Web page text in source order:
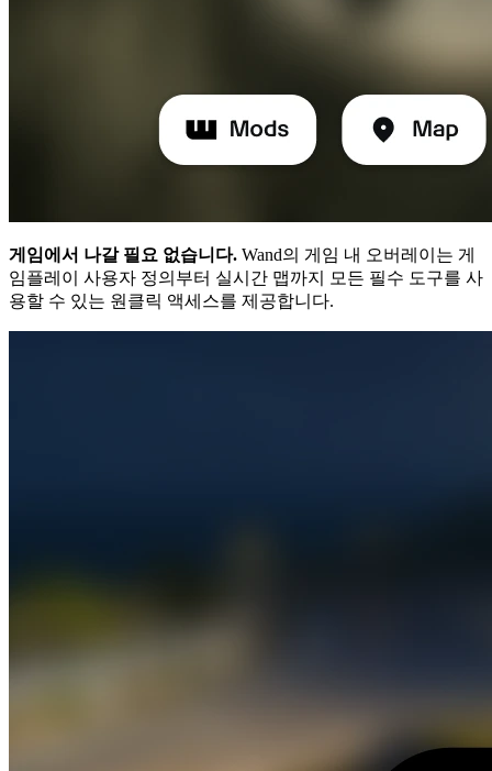
게임에서 나갈 필요 없습니다. Wand의 게임 내 오버레이는 게
임플레이 사용자 정의부터 실시간 맵까지 모든 필수 도구를 사
용할 수 있는 원클릭 액세스를 제공합니다.